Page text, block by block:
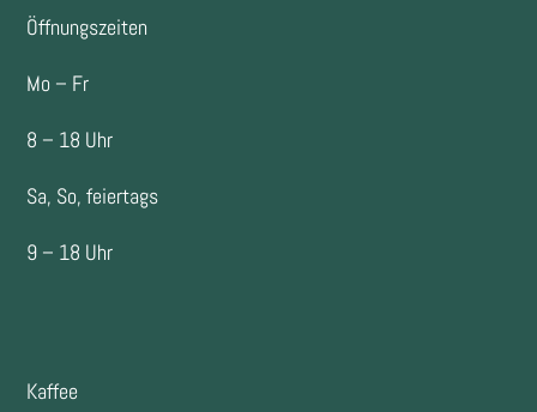
Öffnungszeiten
Mo – Fr
8 – 18 Uhr
Sa, So, feiertags
9 – 18 Uhr
Kaffee